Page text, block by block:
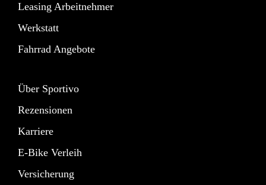
Leasing Arbeitnehmer
Werkstatt
Fahrrad Angebote
Über Sportivo
Rezensionen
Karriere
E-Bike Verleih
Versicherung